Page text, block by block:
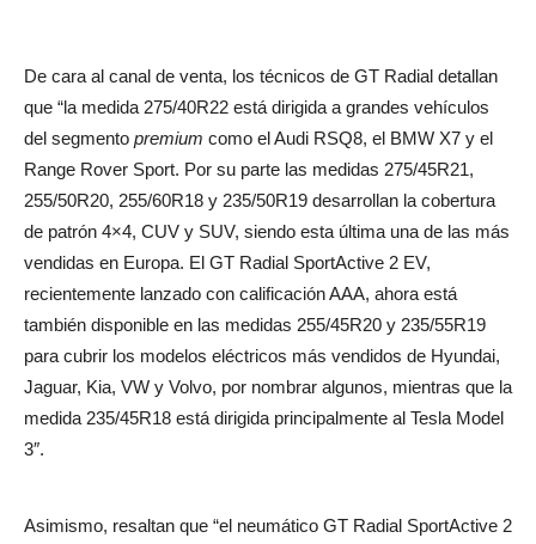
De cara al canal de venta, los técnicos de GT Radial detallan
que “la medida 275/40R22 está dirigida a grandes vehículos
del segmento premium como el Audi RSQ8, el BMW X7 y el
Range Rover Sport. Por su parte las medidas 275/45R21,
255/50R20, 255/60R18 y 235/50R19 desarrollan la cobertura
de patrón 4×4, CUV y SUV, siendo esta última una de las más
vendidas en Europa. El GT Radial SportActive 2 EV,
recientemente lanzado con calificación AAA, ahora está
también disponible en las medidas 255/45R20 y 235/55R19
para cubrir los modelos eléctricos más vendidos de Hyundai,
Jaguar, Kia, VW y Volvo, por nombrar algunos, mientras que la
medida 235/45R18 está dirigida principalmente al Tesla Model
3″.
Asimismo, resaltan que “el neumático GT Radial SportActive 2